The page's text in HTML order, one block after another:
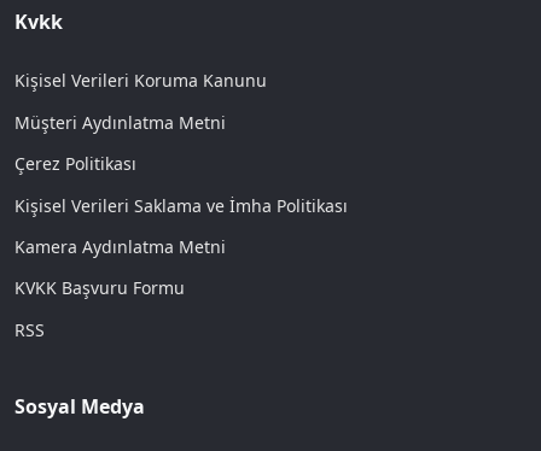
Kvkk
Kişisel Verileri Koruma Kanunu
Müşteri Aydınlatma Metni
Çerez Politikası
Kişisel Verileri Saklama ve İmha Politikası
Kamera Aydınlatma Metni
KVKK Başvuru Formu
RSS
Sosyal Medya